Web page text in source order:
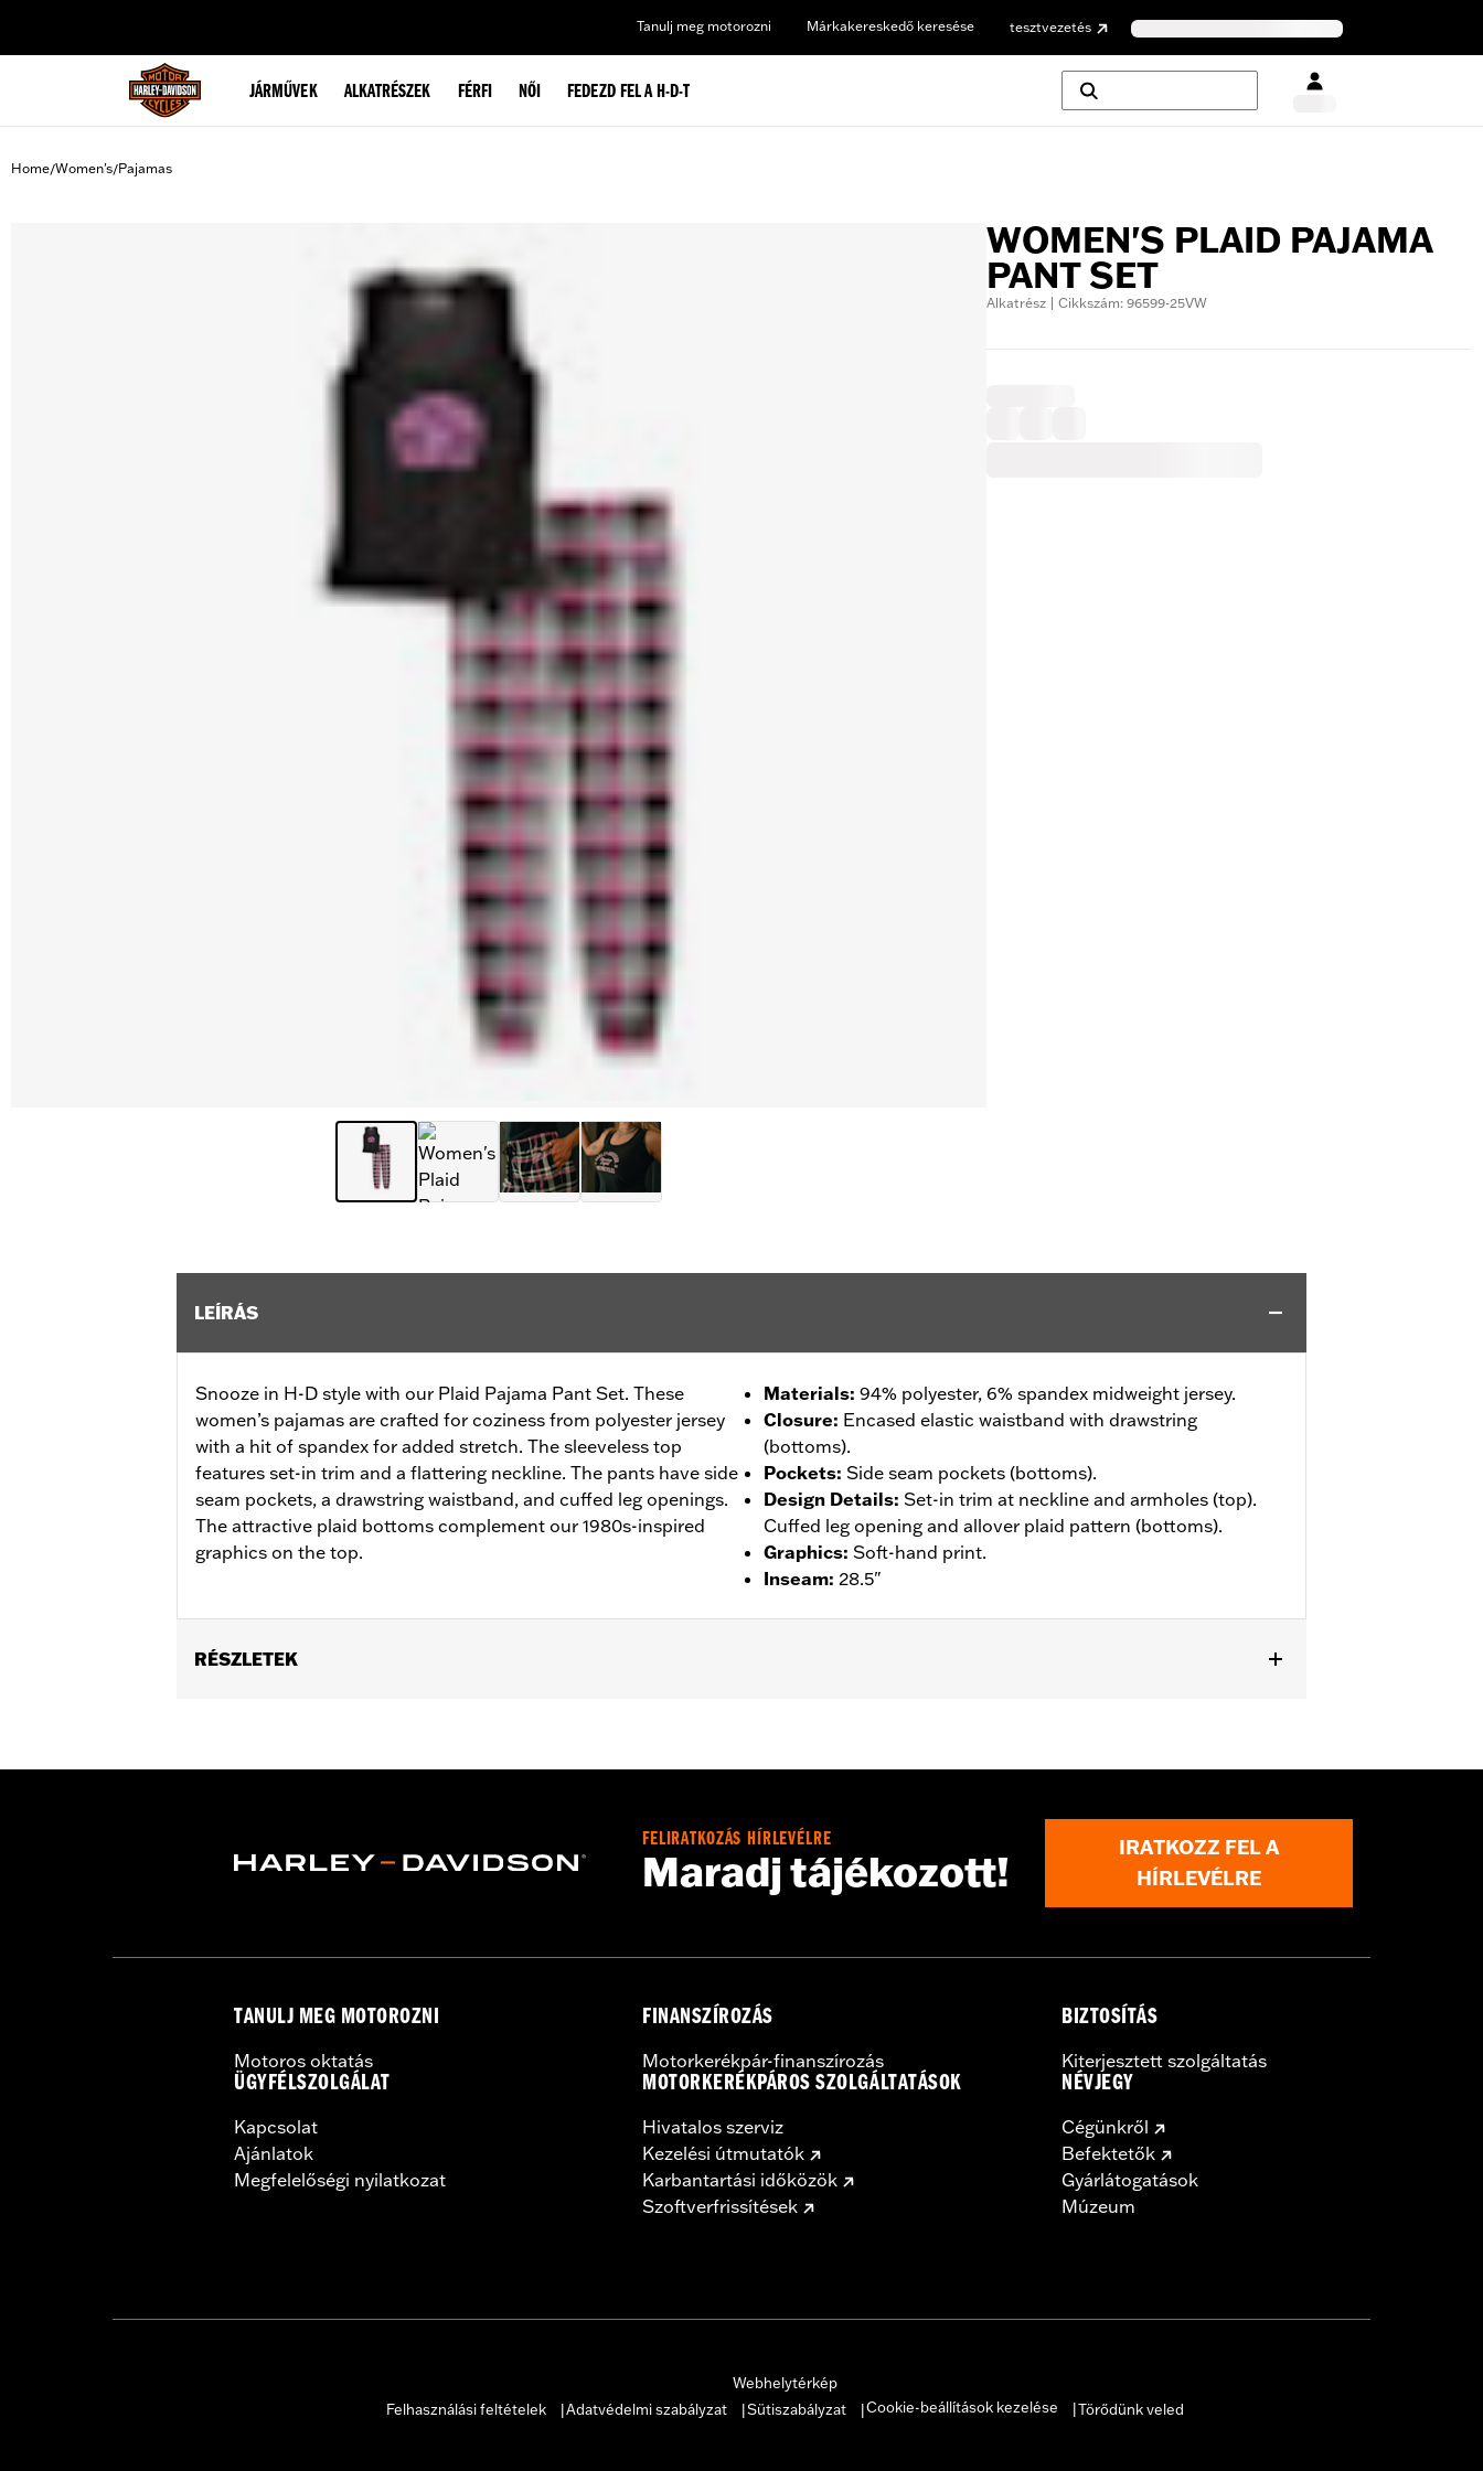
Tanulj meg motorozni Márkakereskedő keresése tesztvezetés
JÁRMŰVEK ALKATRÉSZEK FÉRFI NŐI FEDEZD FEL A H-D-T
Home/Women's/Pajamas
WOMEN'S PLAID PAJAMA
PANT SET
Alkatrész | Cikkszám: 96599-25VW
LEÍRÁS
Snooze in H-D style with our Plaid Pajama Pant Set. These
women’s pajamas are crafted for coziness from polyester jersey
with a hit of spandex for added stretch. The sleeveless top
features set-in trim and a flattering neckline. The pants have side
seam pockets, a drawstring waistband, and cuffed leg openings.
The attractive plaid bottoms complement our 1980s-inspired
graphics on the top.
Materials: 94% polyester, 6% spandex midweight jersey.
Closure: Encased elastic waistband with drawstring
(bottoms).
Pockets: Side seam pockets (bottoms).
Design Details: Set-in trim at neckline and armholes (top).
Cuffed leg opening and allover plaid pattern (bottoms).
Graphics: Soft-hand print.
Inseam: 28.5"
RÉSZLETEK
Origin:Imported
FELIRATKOZÁS HÍRLEVÉLRE
Maradj tájékozott!
IRATKOZZ FEL A
HÍRLEVÉLRE
TANULJ MEG MOTOROZNI
Motoros oktatás
ÜGYFÉLSZOLGÁLAT
Kapcsolat
Ajánlatok
Megfelelőségi nyilatkozat
FINANSZÍROZÁS
Motorkerékpár-finanszírozás
MOTORKERÉKPÁROS SZOLGÁLTATÁSOK
Hivatalos szerviz
Kezelési útmutatók
Karbantartási időközök
Szoftverfrissítések
BIZTOSÍTÁS
Kiterjesztett szolgáltatás
NÉVJEGY
Cégünkről
Befektetők
Gyárlátogatások
Múzeum
Webhelytérkép
Felhasználási feltételek
Adatvédelmi szabályzat Sütiszabályzat Cookie-beállítások kezelése Törődünk veled